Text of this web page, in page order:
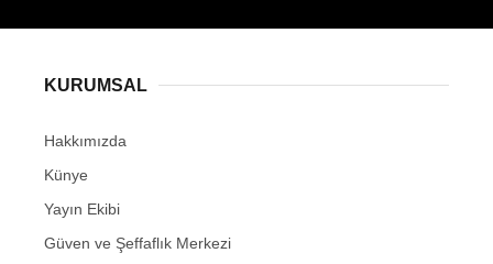
KURUMSAL
Hakkımızda
Künye
Yayın Ekibi
Güven ve Şeffaflık Merkezi